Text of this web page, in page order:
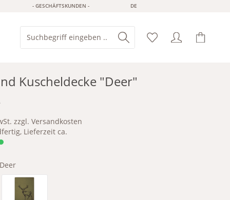
- GESCHÄFTSKUNDEN - DE
Kuscheldecke "Deer"
zzgl. Versandkosten
Lieferzeit ca.
Deer Green